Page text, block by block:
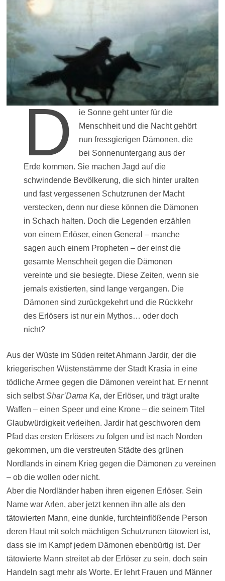
D
ie Sonne geht unter für die
Menschheit und die Nacht gehört
nun fressgierigen Dämonen, die
bei Sonnenuntergang aus der
Erde kommen. Sie machen Jagd auf die
schwindende Bevölkerung, die sich hinter uralten
und fast vergessenen Schutzrunen der Macht
verstecken, denn nur diese können die Dämonen
in Schach halten. Doch die Legenden erzählen
von einem Erlöser, einen General – manche
sagen auch einem Propheten – der einst die
gesamte Menschheit gegen die Dämonen
vereinte und sie besiegte. Diese Zeiten, wenn sie
jemals existierten, sind lange vergangen. Die
Dämonen sind zurückgekehrt und die Rückkehr
des Erlösers ist nur ein Mythos… oder doch
nicht?
Aus der Wüste im Süden reitet Ahmann Jardir, der die
kriegerischen Wüstenstämme der Stadt Krasia in eine
tödliche Armee gegen die Dämonen vereint hat. Er nennt
sich selbstShar’Dama Ka, der Erlöser, und trägt uralte
Waffen – einen Speer und eine Krone – die seinem Titel
Glaubwürdigkeit verleihen. Jardir hat geschworen dem
Pfad das ersten Erlösers zu folgen und ist nach Norden
gekommen, um die verstreuten Städte des grünen
Nordlands in einem Krieg gegen die Dämonen zu vereinen
– ob die wollen oder nicht.
Aber die Nordländer haben ihren eigenen Erlöser. Sein
Name war Arlen, aber jetzt kennen ihn alle als den
tätowierten Mann, eine dunkle, furchteinflößende Person
deren Haut mit solch mächtigen Schutzrunen tätowiert ist,
dass sie im Kampf jedem Dämonen ebenbürtig ist. Der
tätowierte Mann streitet ab der Erlöser zu sein, doch sein
Handeln sagt mehr als Worte. Er lehrt Frauen und Männer